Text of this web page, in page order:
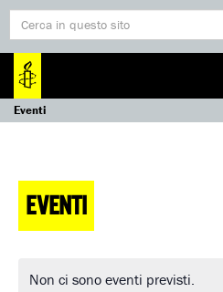
Eventi
EVENTI
Non ci sono eventi previsti.